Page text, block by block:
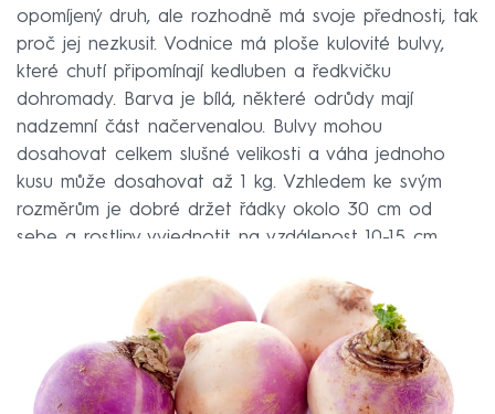
opomíjený druh, ale rozhodně má svoje přednosti, tak
proč jej nezkusit. Vodnice má ploše kulovité bulvy,
které chutí připomínají kedluben a ředkvičku
dohromady. Barva je bílá, některé odrůdy mají
nadzemní část načervenalou. Bulvy mohou
dosahovat celkem slušné velikosti a váha jednoho
kusu může dosahovat až 1 kg. Vzhledem ke svým
rozměrům je dobré držet řádky okolo 30 cm od
sebe a rostliny vyjednotit na vzdálenost 10-15 cm.